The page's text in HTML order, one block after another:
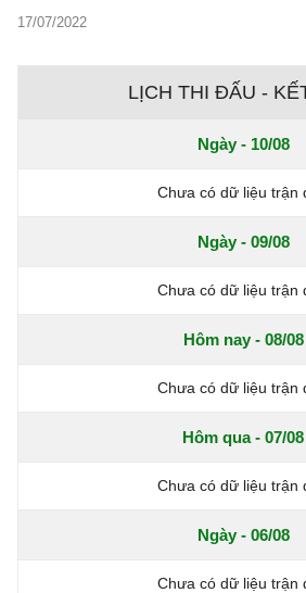
17/07/2022
LỊCH THI ĐẤU -
Ngày - 10/08
Chưa có dữ liệu trận
Ngày - 09/08
Chưa có dữ liệu trận
Hôm nay - 08/08
Chưa có dữ liệu trận
Hôm qua - 07/08
Chưa có dữ liệu trận
Ngày - 06/08
Chưa có dữ liệu trận